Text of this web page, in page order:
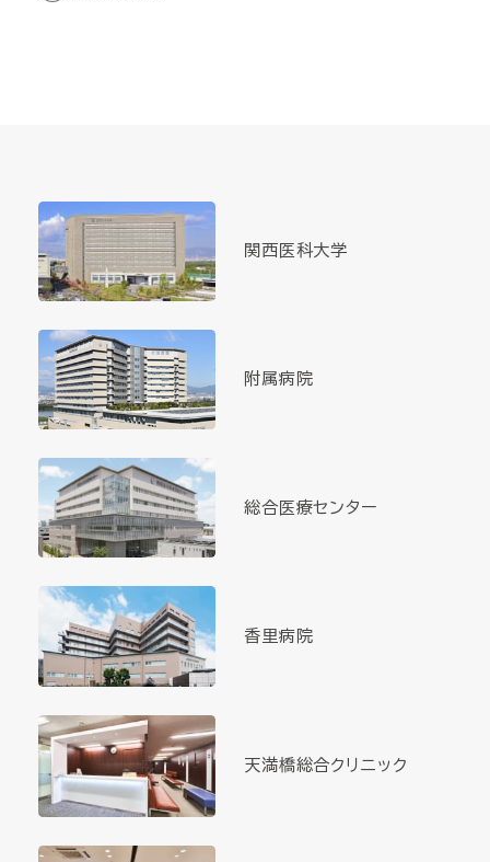
関西医科大学
附属病院
総合医療センター
香里病院
天満橋総合クリニック